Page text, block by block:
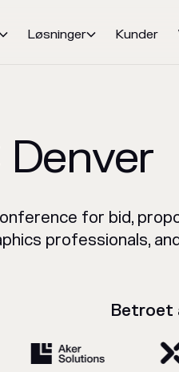
Løsninger Kunder
for bid,
professionals,
Betroet